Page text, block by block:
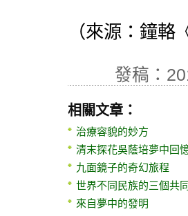
（來源：鐘
發稿：
相關文章：
治療容貌的妙方
清末探花吳蔭培夢中回
九面鏡子的奇幻旅程
世界不同民族的三個共
來自夢中的發明